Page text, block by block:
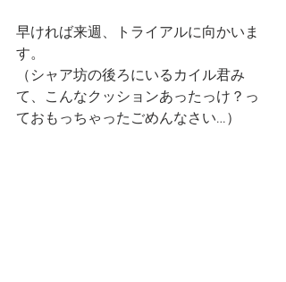
早ければ来週、トライアルに向かいま
す。
（シャア坊の後ろにいるカイル君み
て、こんなクッションあったっけ？っ
ておもっちゃったごめんなさい…）